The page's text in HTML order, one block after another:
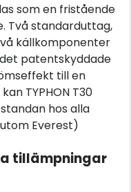
som en fristående
Två standarduttag,
källkomponenter
patentskyddade
till en
TYPHON T30
hos alla
Everest)
tillämpningar